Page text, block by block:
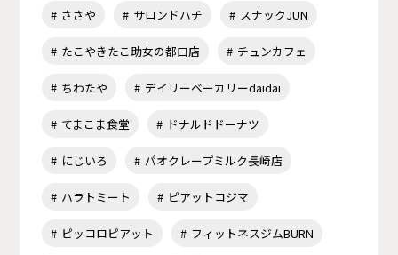
ささや サロンドハチ スナックJUN
たこやきたこ助女の都口店 チュンカフェ
ちわたや デイリーベーカリーdaidai
てまこま食堂 ドナルドドーナツ
にじいろ パオクレープミルク長崎店
ハラトミート ピアットコジマ
ピッコロピアット フィットネスジムBURN